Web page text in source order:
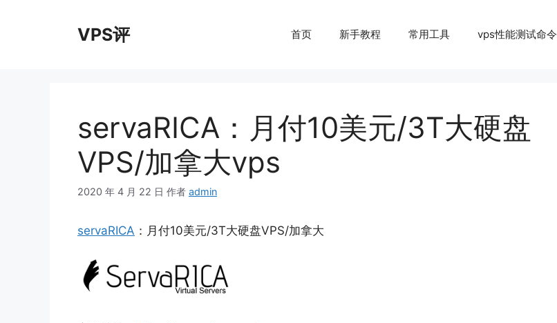
VPS评 首页 新手教程 常用工具 vps性能测试命令
servaRICA：月付10美元/3T大硬盘
VPS/加拿大vps
2020 年 4 月 22 日 作者 admin
servaRICA ：月付10美元/3T大硬盘VPS/加拿大